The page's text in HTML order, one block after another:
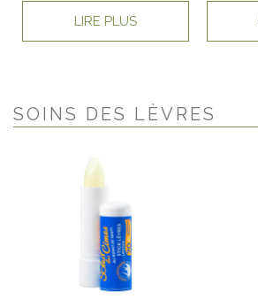
LIRE PLUS
SOINS DES LÈVRES